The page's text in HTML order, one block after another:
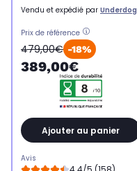
Vendu et expédié par Underdog
Prix de référence
479,00€ -18%
389,00€
Ajouter au panier
Avis